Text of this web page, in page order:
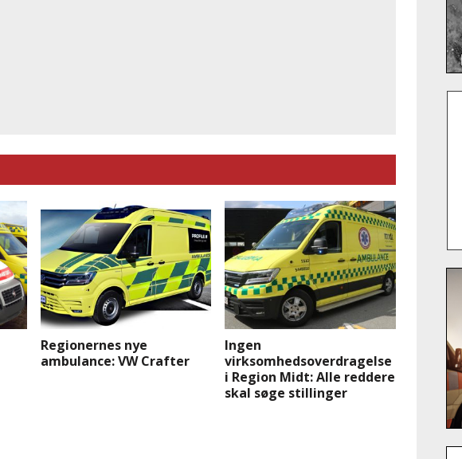
Regionernes nye
ambulance: VW Crafter
Ingen
virksomhedsoverdragelse
i Region Midt: Alle reddere
skal søge stillinger